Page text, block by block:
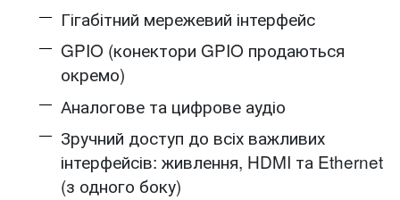
Гігабітний мережевий інтерфейс
GPIO (конектори GPIO продаються
окремо)
Аналогове та цифрове аудіо
Зручний доступ до всіх важливих
інтерфейсів: живлення, HDMI та Ethernet
(з одного боку)